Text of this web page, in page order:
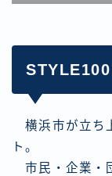
STYLE100
横浜市が立ち
ト。
市民・企業・